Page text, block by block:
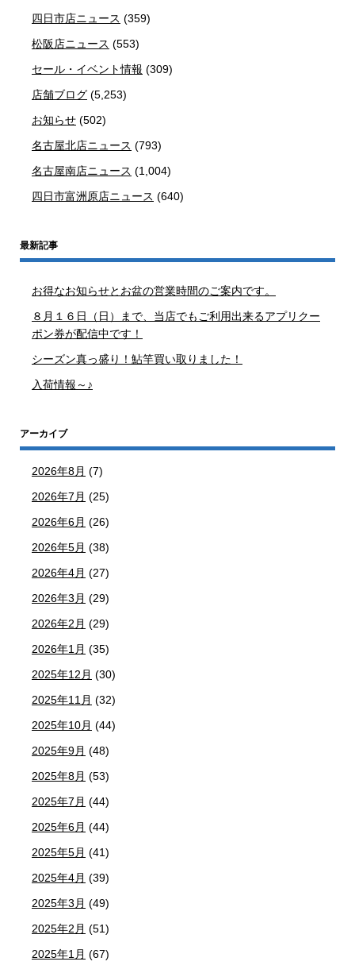
四日市店ニュース (359)
松阪店ニュース (553)
セール・イベント情報 (309)
店舗ブログ (5,253)
お知らせ (502)
名古屋北店ニュース (793)
名古屋南店ニュース (1,004)
四日市富洲原店ニュース (640)
最新記事
お得なお知らせとお盆の営業時間のご案内です。
８月１６日（日）まで、当店でもご利用出来るアプリクー
ポン券が配信中です！
シーズン真っ盛り！鮎竿買い取りました！
入荷情報～♪
アーカイブ
2026年8月 (7)
2026年7月 (25)
2026年6月 (26)
2026年5月 (38)
2026年4月 (27)
2026年3月 (29)
2026年2月 (29)
2026年1月 (35)
2025年12月 (30)
2025年11月 (32)
2025年10月 (44)
2025年9月 (48)
2025年8月 (53)
2025年7月 (44)
2025年6月 (44)
2025年5月 (41)
2025年4月 (39)
2025年3月 (49)
2025年2月 (51)
2025年1月 (67)